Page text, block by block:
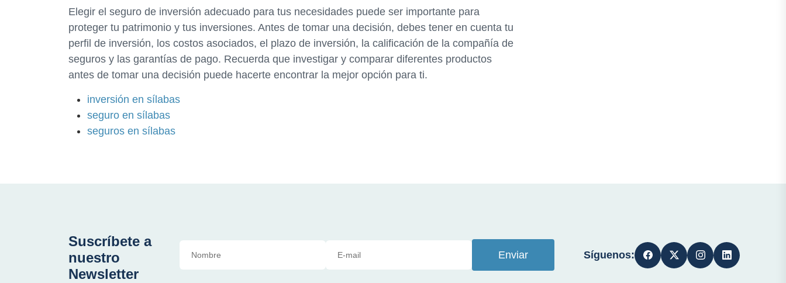
Elegir el seguro de inversión adecuado para tus necesidades puede ser importante para
proteger tu patrimonio y tus inversiones. Antes de tomar una decisión, debes tener en cuenta tu
perfil de inversión, los costos asociados, el plazo de inversión, la calificación de la compañía de
seguros y las garantías de pago. Recuerda que investigar y comparar diferentes productos
antes de tomar una decisión puede hacerte encontrar la mejor opción para ti.
inversión en sílabas
seguro en sílabas
seguros en sílabas
Suscríbete a
nuestro
Newsletter
Enviar Síguenos: